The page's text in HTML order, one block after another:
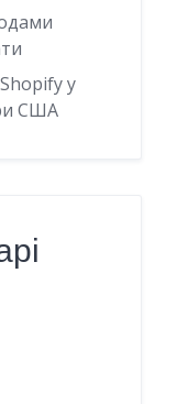
у
США